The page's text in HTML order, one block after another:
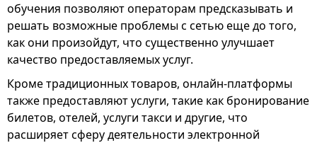
обучения позволяют операторам предсказывать и
решать возможные проблемы с сетью еще до того,
как они произойдут, что существенно улучшает
качество предоставляемых услуг.
Кроме традиционных товаров, онлайн-платформы
также предоставляют услуги, такие как бронирование
билетов, отелей, услуги такси и другие, что
расширяет сферу деятельности электронной